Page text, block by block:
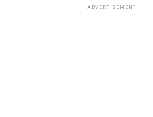
ADVERTISEMENT